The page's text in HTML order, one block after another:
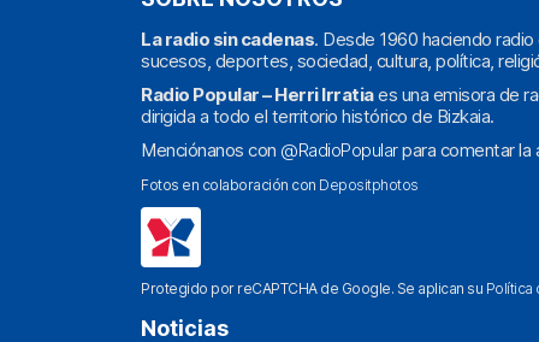
La radio sin cadenas. Desde 1960 haciendo
sucesos, deportes, sociedad, cultura, política,
Radio Popular – Herri Irratiaes una emisora de
dirigida a todo el territorio histórico de Bizkaia.
Menciónanos con @RadioPopularpara comentar la
Fotos en colaboración con Depositphotos
Protegido por reCAPTCHA de Google. Se aplican su Política
Noticias